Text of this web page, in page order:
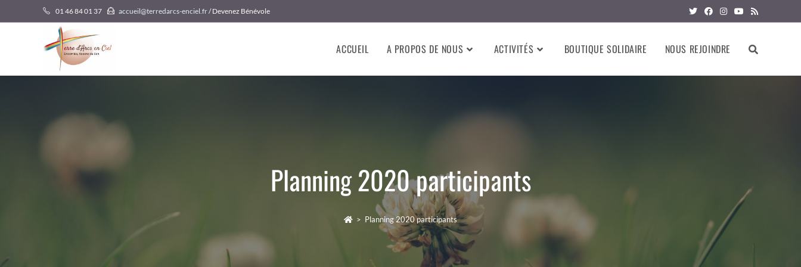
to
01 46 84 01 37 accueil@terredarcs-enciel.fr/ Devenez Bénévole
ACCUEIL A PROPOS DE NOUS ACTIVITÉS BOUTIQUE SOLIDAIRE NOUS REJOINDRE
Planning 2020 participants
> Planning 2020 participants